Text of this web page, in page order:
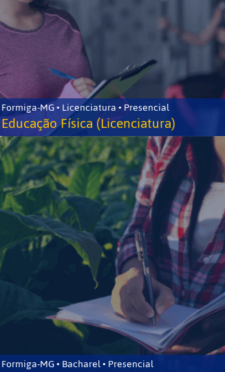
Formiga-MG • Licenciatura • Presencial
Educação Física (Licenciatura)
Formiga-MG • Bacharel • Presencial